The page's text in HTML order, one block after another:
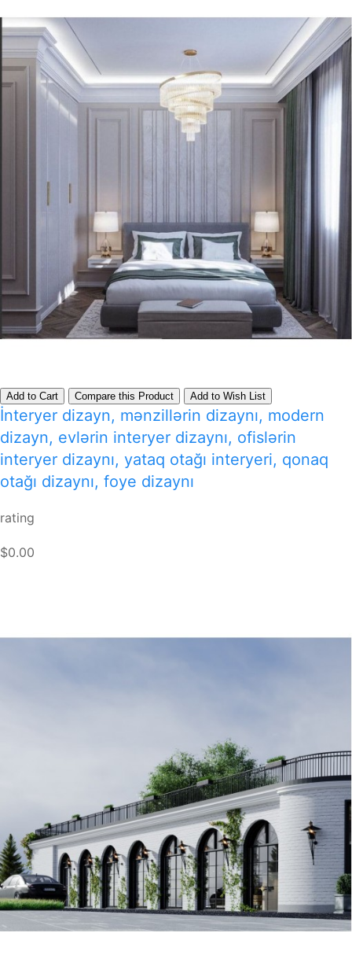
Add to Cart Compare this Product Add to Wish List
İnteryer dizayn, mənzillərin dizaynı, modern
dizayn, evlərin interyer dizaynı, ofislərin
interyer dizaynı, yataq otağı interyeri, qonaq
otağı dizaynı, foye dizaynı
rating
$0.00